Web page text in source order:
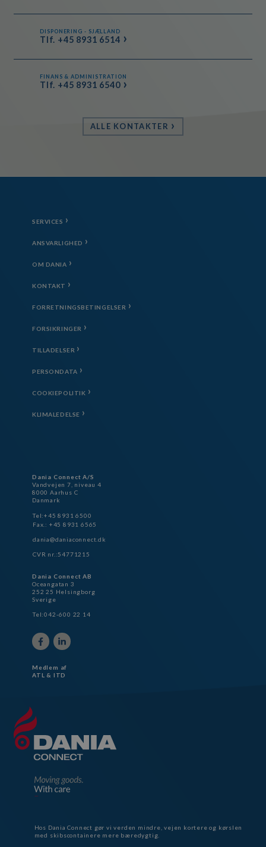
DISPONERING - SJÆLLAND
Tlf. +45 8931 6514
FINANS & ADMINISTRATION
Tlf. +45 8931 6540
ALLE KONTAKTER
Hos Dania Connect gør vi verden mindre, vejen kortere og kørslen
med skibscontainere mere bæredygtig.
SERVICES
ANSVARLIGHED
OM DANIA
KONTAKT
FORRETNINGSBETINGELSER
FORSIKRINGER
TILLADELSER
PERSONDATA
COOKIEPOLITIK
KLIMALEDELSE
Dania Connect A/S
Vandvejen 7, niveau 4
8000 Aarhus C
Danmark
Tel:+45 8931 6500
Fax.: +45 8931 6565
dania@daniaconnect.dk
CVR nr.:54771215
Dania Connect AB
Oceangatan 3
252 25 Helsingborg
Sverige
Tel:042-600 22 14
Medlem af
ATL & ITD